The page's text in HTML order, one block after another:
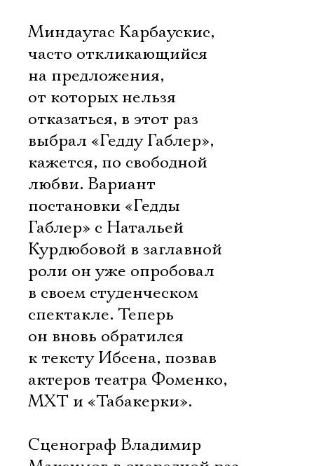
Миндаугас Карбаускис,
часто откликающийся
на предложения,
от которых нельзя
отказаться, в этот раз
выбрал «Гедду Габлер»,
кажется, по свободной
любви. Вариант
постановки «Гедды
Габлер» с Натальей
Курдюбовой в заглавной
роли он уже опробовал
в своем студенческом
спектакле. Теперь
он вновь обратился
к тексту Ибсена, позвав
актеров театра Фоменко,
МХТ и «Табакерки».
Сценограф Владимир